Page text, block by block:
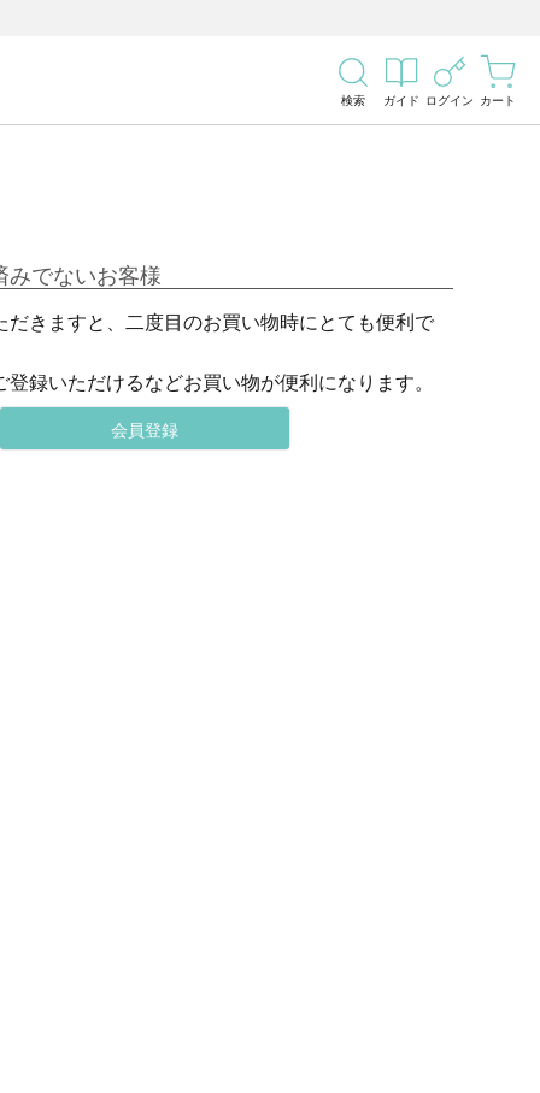
検索 ガイド ログイン カート
みでないお客様
だきますと、二度目のお買い物時にとても便利で
録いただけるなどお買い物が便利になります。
会員登録